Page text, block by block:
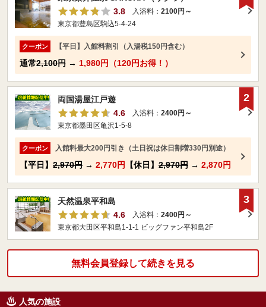
3.8
入浴料： 2100円～
東京都豊島区駒込5-4-24
クーポン 【平日】入館料割引（入湯税150円含む）
通常2,100円 → 1,980円（120円お得！）
両国湯屋江戸遊
4.6
入浴料： 2400円～
東京都墨田区亀沢1-5-8
クーポン 入館料最大200円引き（土日祝は休日割増330円別途）
【平日】 2,970円 → 2,770円 【休日】 2,970円 → 2,870円
2
天然温泉平和島
4.6
入浴料： 2400円～
東京都大田区平和島1-1-1 ビッグファン平和島2F
3
無料会員登録して続きを見る
人気の施設